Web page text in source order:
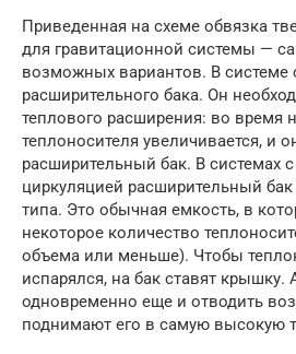
Приведенная на схеме обвязка
для гравитационной системы —
возможных вариантов. В системе
расширительного бака. Он
теплового расширения: во время
теплоносителя увеличивается, и
расширительный бак. В системах
циркуляцией расширительный бак
типа. Это обычная емкость, в
некоторое количество
объема или меньше). Чтобы
испарялся, на бак ставят крышку.
одновременно еще и отводить
поднимают его в самую высокую